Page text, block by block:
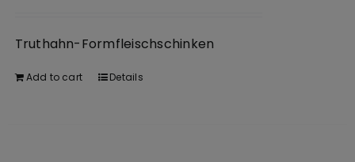
Truthahn-Formfleischschinken
Add to cart Details